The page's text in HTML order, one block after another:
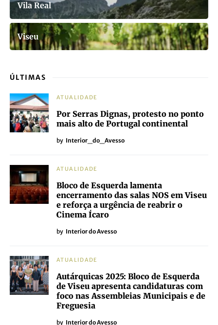
Vila Real
Viseu
ÚLTIMAS
ATUALIDADE
Por Serras Dignas, protesto no ponto
mais alto de Portugal continental
by Interior_do_Avesso
ATUALIDADE
Bloco de Esquerda lamenta
encerramento das salas NOS em Viseu
e reforça a urgência de reabrir o
Cinema Ícaro
by Interior do Avesso
ATUALIDADE
Autárquicas 2025: Bloco de Esquerda
de Viseu apresenta candidaturas com
foco nas Assembleias Municipais e de
Freguesia
by Interior do Avesso